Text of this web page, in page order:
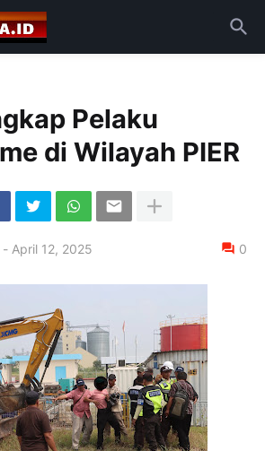
Pelaku
di Wilayah PIER
- April 12, 2025 0